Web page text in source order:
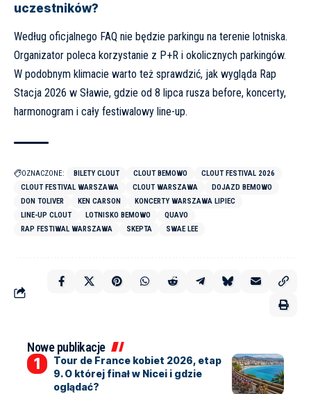
uczestników?
Według oficjalnego FAQ nie będzie parkingu na terenie lotniska.
Organizator poleca korzystanie z P+R i okolicznych parkingów.
W podobnym klimacie warto też sprawdzić, jak wygląda Rap
Stacja 2026 w Sławie, gdzie od 8 lipca rusza before, koncerty,
harmonogram i cały festiwalowy line-up.
OZNACZONE: BILETY CLOUT CLOUT BEMOWO
CLOUT FESTIVAL 2026
CLOUT FESTIVAL WARSZAWA
CLOUT WARSZAWA
DOJAZD BEMOWO
DON TOLIVER
KEN CARSON
KONCERTY WARSZAWA LIPIEC
LINE-UP CLOUT
LOTNISKO BEMOWO
QUAVO
RAP FESTIWAL WARSZAWA
SKEPTA SWAE LEE
Nowe publikacje
Tour de France kobiet 2026, etap
9. O której finał w Nicei i gdzie
oglądać?